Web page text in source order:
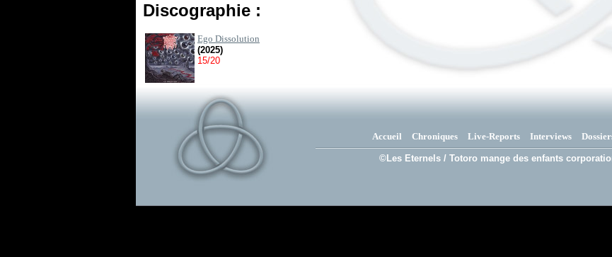
Discographie :
Ego Dissolution
(2025)
15/20
Accueil Chroniques Live-Reports Interviews
©Les Eternels / Totoro mange des enfants